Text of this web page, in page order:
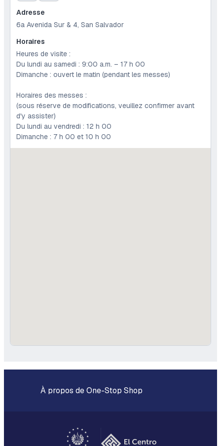
Adresse
6a Avenida Sur & 4, San Salvador
Horaires
Heures de visite :
Du lundi au samedi : 9:00 a.m. – 17 h 00
Dimanche : ouvert le matin (pendant les messes)
Horaires des messes :
(sous réserve de modifications, veuillez confirmer avant
d'y assister)
Du lundi au vendredi : 12 h 00
Dimanche : 7 h 00 et 10 h 00
À propos de One-Stop Shop